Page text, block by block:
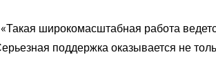
широкомасштабная работа
поддержка оказывается не